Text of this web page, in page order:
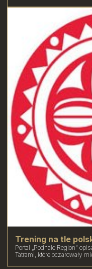
Trening na tle
Portal „Podhale Region”
Tatrami, które oczarowały